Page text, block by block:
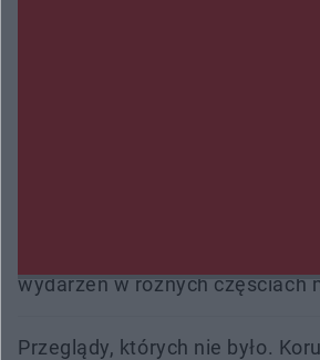
wydarzeń w różnych częściach
Przeglądy, których nie było.